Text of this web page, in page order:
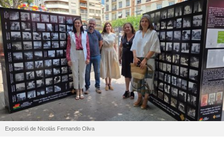
Exposició de Nicolás Fernando Oliva